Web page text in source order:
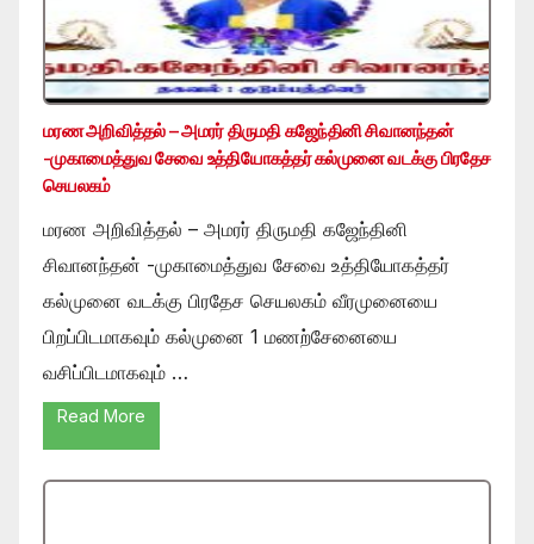
மரண அறிவித்தல் – அமரர் திருமதி கஜேந்தினி சிவானந்தன்
-முகாமைத்துவ சேவை உத்தியோகத்தர் கல்முனை வடக்கு பிரதேச
செயலகம்
மரண அறிவித்தல் – அமரர் திருமதி கஜேந்தினி
சிவானந்தன் -முகாமைத்துவ சேவை உத்தியோகத்தர்
கல்முனை வடக்கு பிரதேச செயலகம் வீரமுனையை
பிறப்பிடமாகவும் கல்முனை 1 மணற்சேனையை
வசிப்பிடமாகவும் …
Read More